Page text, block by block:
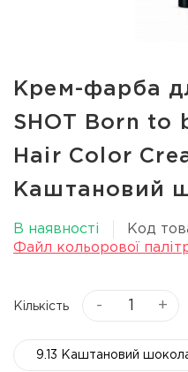
Крем-фарба
SHOT Born to
Hair Color
Каштановий
В наявності
Код
Файл кольорової
Кількість - +
9.13 Каштановий